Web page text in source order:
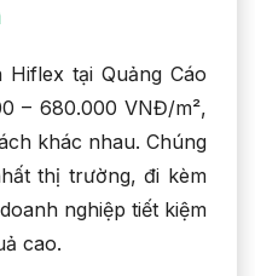
tại Quảng Cáo
– 680.000 VNĐ/m²,
khác nhau. Chúng
thị trường, đi kèm
nghiệp tiết kiệm
cao.